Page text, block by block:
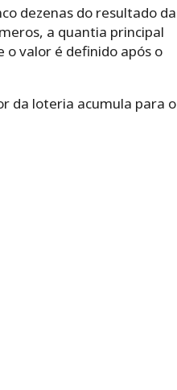
dezenas do resultado da
a quantia principal
valor é definido após o
da loteria acumula para o